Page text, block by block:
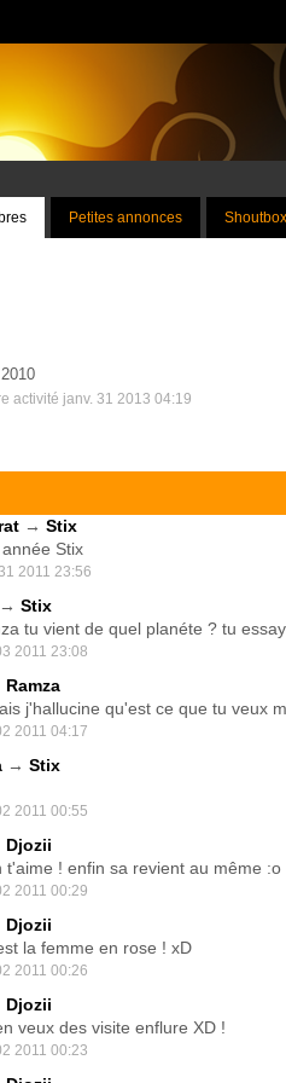
Petites annonces Shoutbox
activité janv. 31 2013 04:19
→ Stix
Stix
2011 23:56
→ Stix
tu vient de quel planéte ? tu
2011 23:08
Ramza
j'hallucine qu'est ce que tu veux
2011 04:17
→ Stix
2011 00:55
Djozii
t'aime ! enfin sa revient au même :o
2011 00:29
Djozii
la femme en rose ! xD
2011 00:26
Djozii
veux des visite enflure XD !
2011 00:23